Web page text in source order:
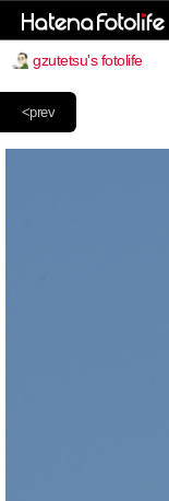
gzutetsu's fotolife
<prev